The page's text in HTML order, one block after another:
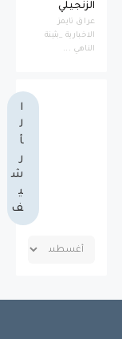
الزنجيلي
عراق تايمز
الاخبارية _بثينة
الناهي ...
ا
ل
أ
ر
ش
ي
ف